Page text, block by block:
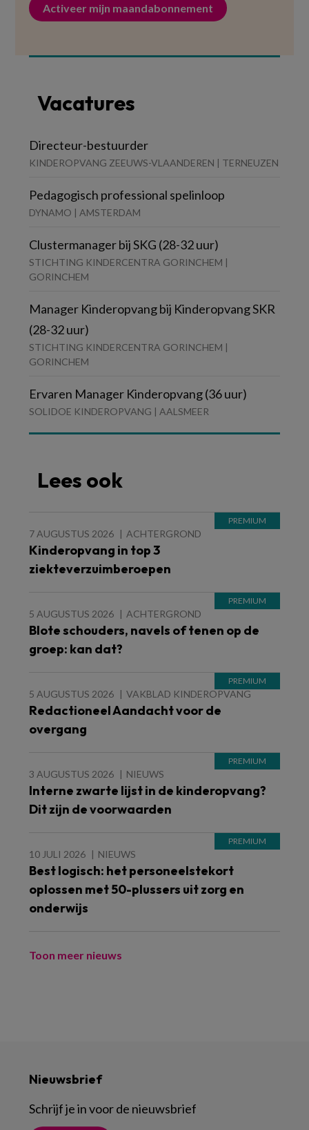
Activeer mijn maandabonnement
Vacatures
Directeur-bestuurder
KINDEROPVANG ZEEUWS-VLAANDEREN | TERNEUZEN
Pedagogisch professional spelinloop
DYNAMO | AMSTERDAM
Clustermanager bij SKG (28-32 uur)
STICHTING KINDERCENTRA GORINCHEM |
GORINCHEM
Manager Kinderopvang bij Kinderopvang SKR
(28-32 uur)
STICHTING KINDERCENTRA GORINCHEM |
GORINCHEM
Ervaren Manager Kinderopvang (36 uur)
SOLIDOE KINDEROPVANG | AALSMEER
Lees ook
7 AUGUSTUS 2026 ACHTERGROND
Kinderopvang in top 3
ziekteverzuimberoepen
5 AUGUSTUS 2026 ACHTERGROND
Blote schouders, navels of tenen op de
groep: kan dat?
5 AUGUSTUS 2026 VAKBLAD KINDEROPVANG
Redactioneel Aandacht voor de
overgang
3 AUGUSTUS 2026 NIEUWS
Interne zwarte lijst in de kinderopvang?
Dit zijn de voorwaarden
10 JULI 2026 NIEUWS
Best logisch: het personeelstekort
oplossen met 50-plussers uit zorg en
onderwijs
Toon meer nieuws
Nieuwsbrief
Schrijf je in voor de nieuwsbrief